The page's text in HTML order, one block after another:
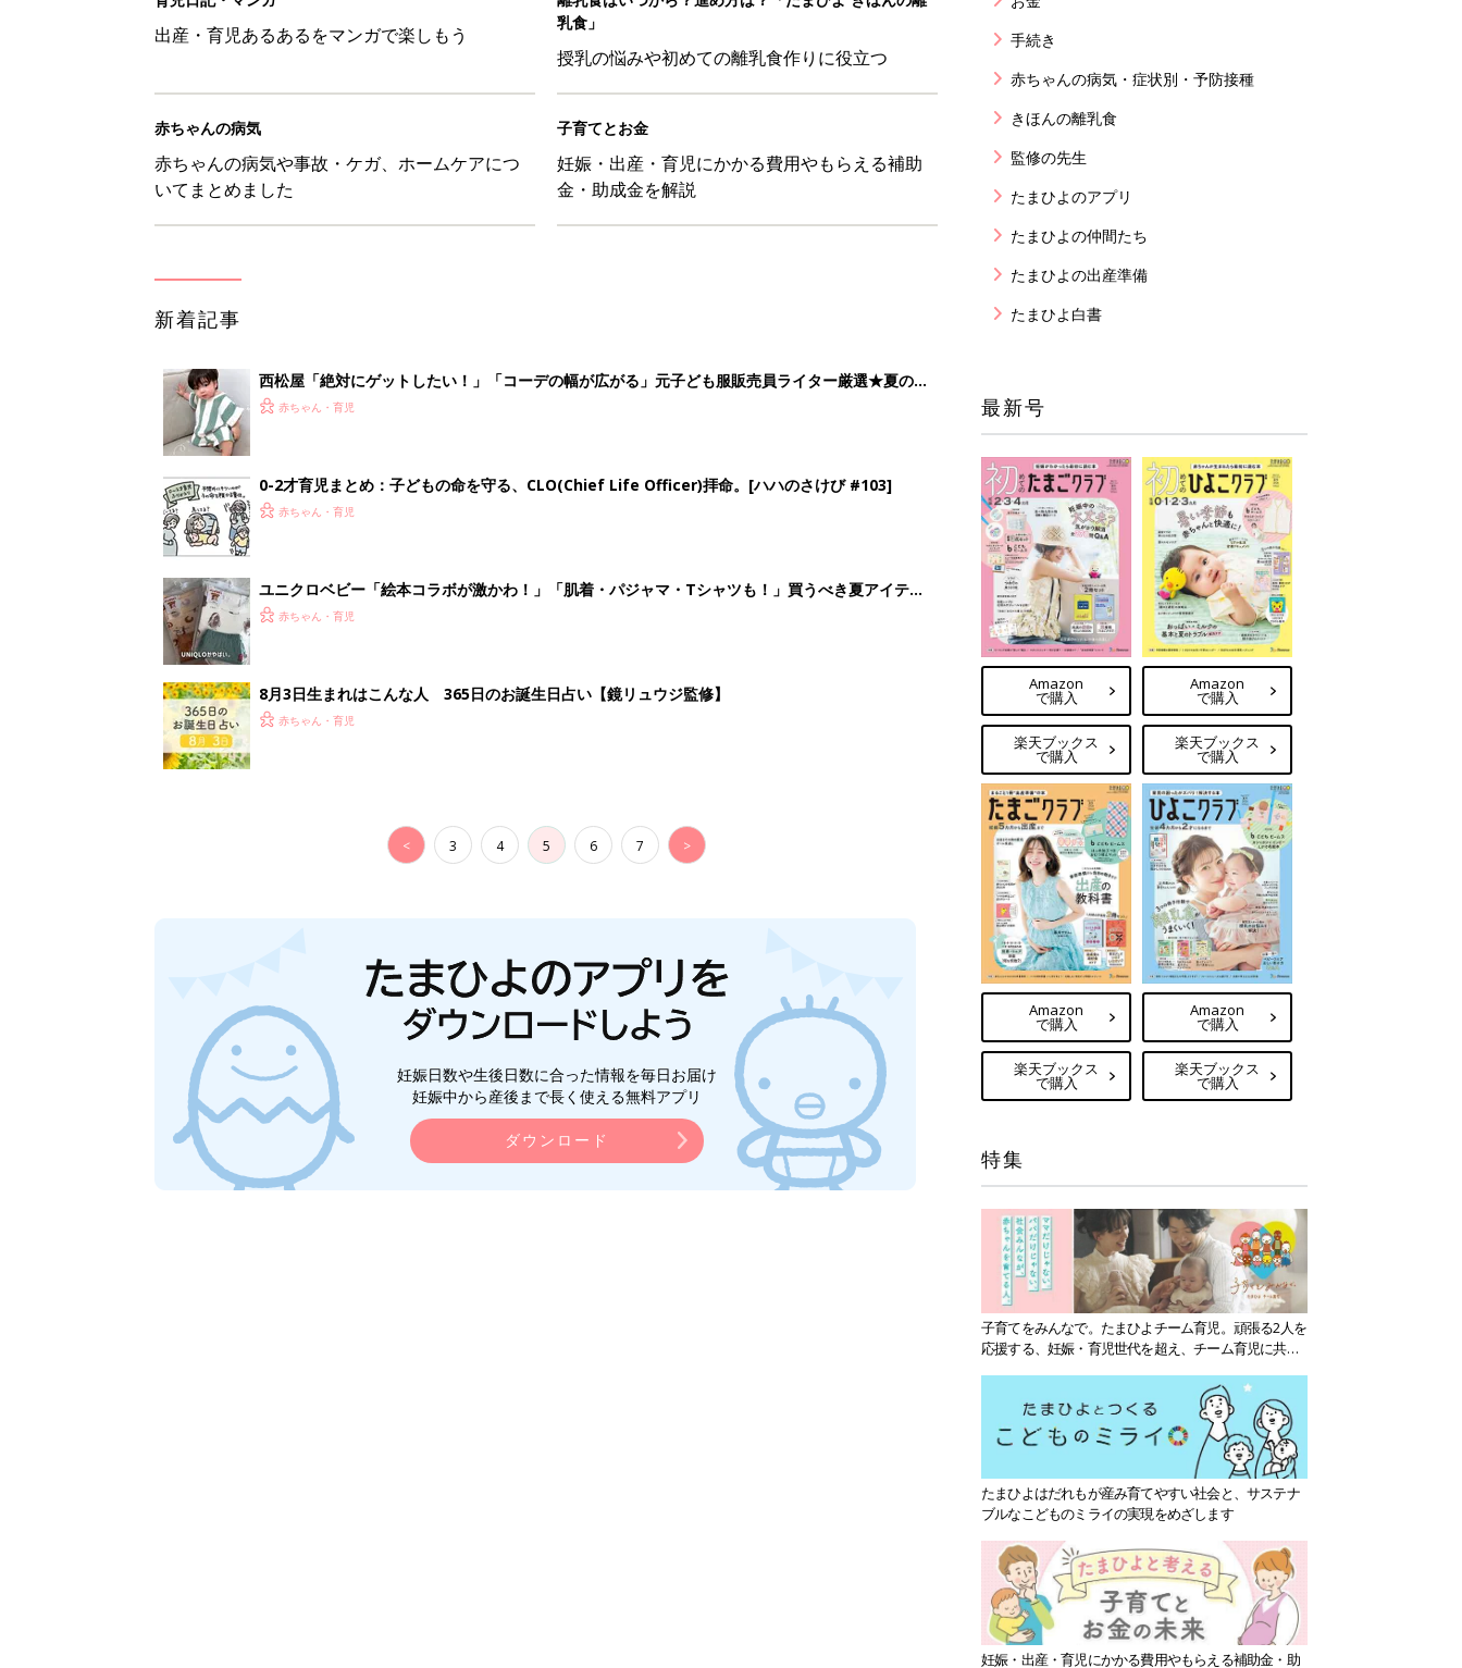
出産・育児あるあるをマンガで楽しもう
乳食」
授乳の悩みや初めての離乳食作りに役立つ
赤ちゃんの病気
赤ちゃんの病気や事故・ケガ、ホームケアにつ
いてまとめました
子育てとお金
妊娠・出産・育児にかかる費用やもらえる補助
金・助成金を解説
新着記事
西松屋「絶対にゲットしたい！」「コーデの幅が広がる」元子ども服販売員ライター厳選★夏のバ
ズりアイテム5選
赤ちゃん・育児
0-2才育児まとめ：子どもの命を守る、CLO(Chief Life Officer)拝命。[ハハのさけび #103]
赤ちゃん・育児
ユニクロベビー「絵本コラボが激かわ！」「肌着・パジャマ・Tシャツも！」買うべき夏アイテム
5選赤ちゃん・育児
8月3日生まれはこんな人 365日のお誕生日占い【鏡リュウジ監修】
赤ちゃん・育児
< 3 4 5 6 7 >
妊娠日数や生後日数に合った情報を毎日お届け
妊娠中から産後まで長く使える無料アプリ
ダウンロード
手続き
赤ちゃんの病気・症状別・予防接種
きほんの離乳食
監修の先生
たまひよのアプリ
たまひよの仲間たち
たまひよの出産準備
たまひよ白書
最新号
Amazon
で購入
楽天ブックス
で購入
Amazon
で購入
楽天ブックス
で購入
Amazon
で購入
楽天ブックス
で購入
Amazon
で購入
楽天ブックス
で購入
特集
子育てをみんなで。たまひよチーム育児。頑張る2人を
応援する、妊娠・育児世代を超え、チーム育児に共感
たまひよはだれもが産み育てやすい社会と、サステナ
ブルなこどものミライの実現をめざします
妊娠・出産・育児にかかる費用やもらえる補助金・助